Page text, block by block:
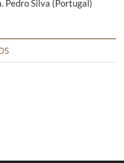
Pedro Silva (Portugal)